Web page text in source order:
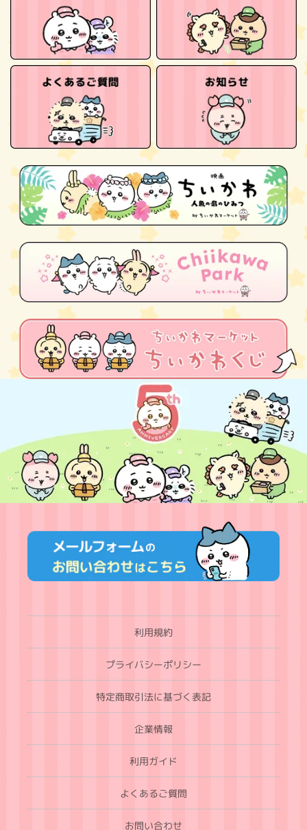
利用規約
プライバシーポリシー
特定商取引法に基づく表記
企業情報
利用ガイド
よくあるご質問
お問い合わせ